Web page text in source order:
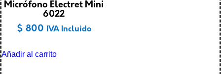
Micrófono Electret Mini
6022
$ 800 IVA Incluido
Añadir al carrito